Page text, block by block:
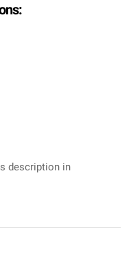
description in